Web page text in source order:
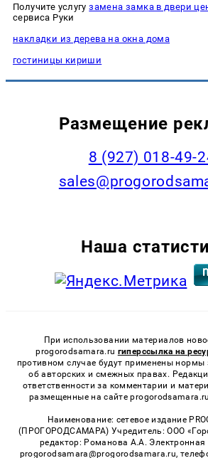
Получите услугузамена замка в двери
сервиса Руки
накладки из дерева на окна дома
гостиницы кириши
Размещение
8 (927) 018-49-
Наша
При использовании материалов
progorodsamara.ru гиперссылка на
противном случае будут применены нормы
об авторских и смежных правах.
ответственности за комментарии и
размещенные на сайте
Наименование: сетевое издание
(ПРОГОРОДСАМАРА) Учредитель: ООО
редактор: Романова А.А. Электронная
progorodsamara@progorodsamara.ru,